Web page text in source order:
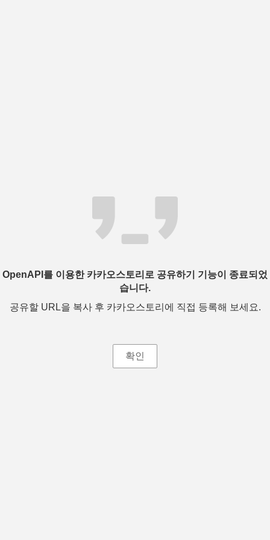
OpenAPI를 이용한 카카오스토리로 공유하기 기능이 종료되었
습니다.
공유할 URL을 복사 후 카카오스토리에 직접 등록해 보세요.
확인